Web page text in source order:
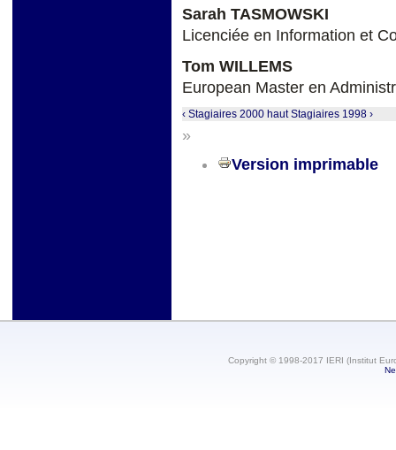
Sarah TASMOWSKI
Licenciée en Information et
Tom WILLEMS
European Master en
‹ Stagiaires 2000 haut Stagiaires 1998 ›
»
Version imprimable
Copyright © 1998-2017 IERI (Institut